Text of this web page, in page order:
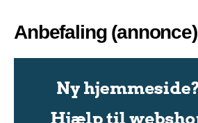
Anbefaling (annonce)